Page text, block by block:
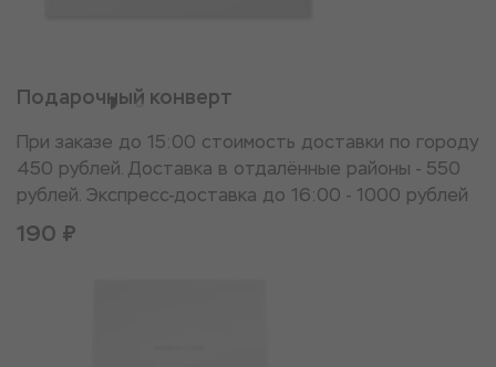
Подарочный конверт
При заказе до 15:00 стоимость доставки по городу
450 рублей. Доставка в отдалённые районы - 550
рублей. Экспресс-доставка до 16:00 - 1000 рублей
190 ₽